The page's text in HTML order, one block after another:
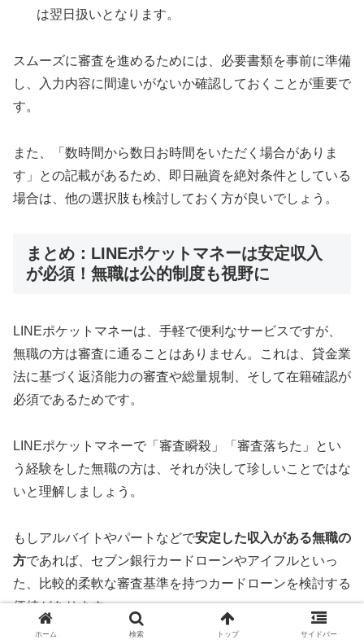
は翌日扱いとなります。
スムーズに審査を進めるためには、必要書類を事前に準備
し、入力内容に間違いがないか確認しておくことが重要で
す。
また、「数時間から数日お時間をいただく場合がありま
す」との記載があるため、即日融資を絶対条件としている
場合は、他の選択肢も検討しておく方が良いでしょう。
まとめ：LINEポケットマネーは安定収入
が必須！無職は公的制度も視野に
LINEポケットマネーは、手軽で便利なサービスですが、
無職の方は審査に通ることはありません。これは、貸金業
法に基づく返済能力の審査や総量規制、そして在籍確認が
必須であるためです。
LINEポケットマネーで「審査瞬殺」「審査落ちた」とい
う経験をした無職の方は、それが決して珍しいことではな
いと理解しましょう。
もしアルバイトやパートなどで安定した収入がある無職の
方であれば、セブン銀行カードローンやアイフルといっ
た、比較的柔軟な審査基準を持つカードローンを検討する
価値があります。
ホーム 検索 トップ サイドバー